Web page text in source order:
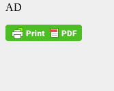
AD